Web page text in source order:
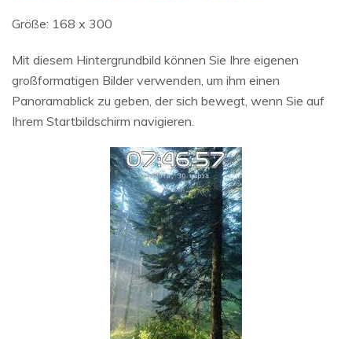
Größe: 168 x 300
Mit diesem Hintergrundbild können Sie Ihre eigenen
großformatigen Bilder verwenden, um ihm einen
Panoramablick zu geben, der sich bewegt, wenn Sie auf
Ihrem Startbildschirm navigieren.